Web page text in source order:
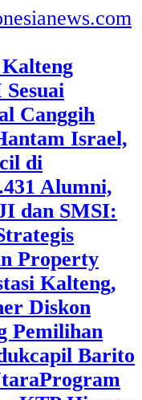
Canggih
Israel,
di
Alumni,
dan SMSI:
Property
Kalteng,
Diskon
Pemilihan
Barito
Program